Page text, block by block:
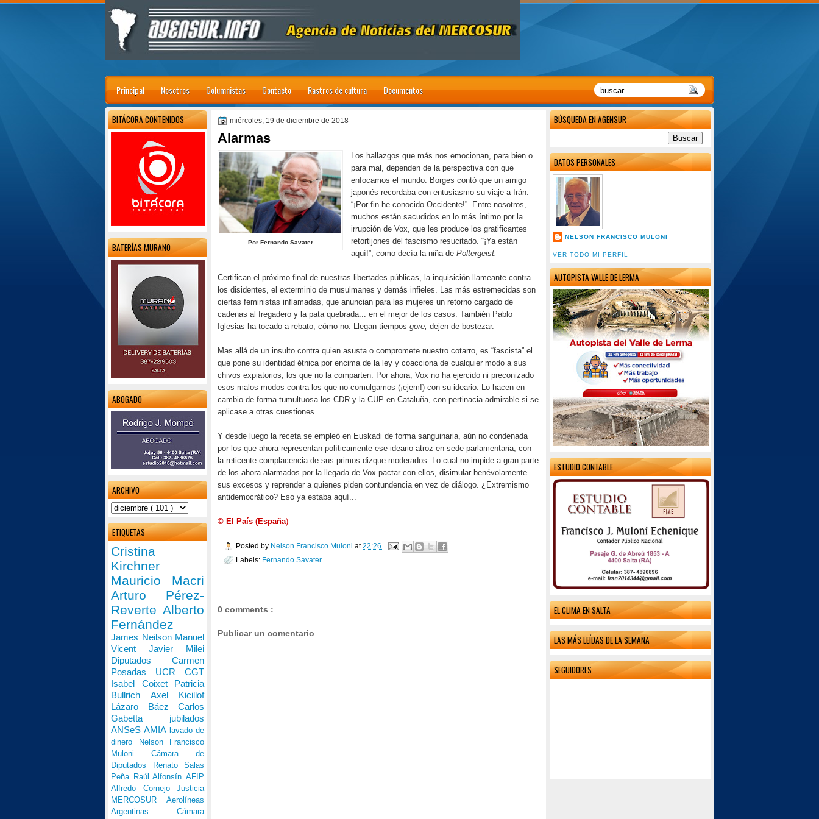
Principal Nosotros Columnistas Contacto Rastros de cultura Documentos
BÚSQUEDA EN AGENSUR
DATOS PERSONALES
NELSON FRANCISCO MULONI
VER TODO MI PERFIL
AUTOPISTA VALLE DE LERMA
ESTUDIO CONTABLE
EL CLIMA EN SALTA
LAS MÁS LEÍDAS DE LA SEMANA
SEGUIDORES
miércoles, 19 de diciembre de 2018
Alarmas
Por Fernando Savater
Los hallazgos que más nos emocionan, para bien o
para mal, dependen de la perspectiva con que
enfocamos el mundo. Borges contó que un amigo
japonés recordaba con entusiasmo su viaje a Irán:
“¡Por fin he conocido Occidente!”. Entre nosotros,
muchos están sacudidos en lo más íntimo por la
irrupción de Vox, que les produce los gratificantes
retortijones del fascismo resucitado. “¡Ya están
aquí!”, como decía la niña de Poltergeist.
Certifican el próximo final de nuestras libertades públicas, la inquisición llameante contra
los disidentes, el exterminio de musulmanes y demás infieles. Las más estremecidas son
ciertas feministas inflamadas, que anuncian para las mujeres un retorno cargado de
cadenas al fregadero y la pata quebrada... en el mejor de los casos. También Pablo
Iglesias ha tocado a rebato, cómo no. Llegan tiempos gore, dejen de bostezar.
Mas allá de un insulto contra quien asusta o compromete nuestro cotarro, es “fascista” el
que pone su identidad étnica por encima de la ley y coacciona de cualquier modo a sus
chivos expiatorios, los que no la comparten. Por ahora, Vox no ha ejercido ni preconizado
esos malos modos contra los que no comulgamos (¡ejem!) con su ideario. Lo hacen en
cambio de forma tumultuosa los CDR y la CUP en Cataluña, con pertinacia admirable si se
aplicase a otras cuestiones.
Y desde luego la receta se empleó en Euskadi de forma sanguinaria, aún no condenada
por los que ahora representan políticamente ese ideario atroz en sede parlamentaria, con
la reticente complacencia de sus primos dizque moderados. Lo cual no impide a gran parte
de los ahora alarmados por la llegada de Vox pactar con ellos, disimular benévolamente
sus excesos y reprender a quienes piden contundencia en vez de diálogo. ¿Extremismo
antidemocrático? Eso ya estaba aquí...
© El País (España)
Posted by Nelson Francisco Muloni at22:26
Labels: Fernando Savater
0 comments :
Publicar un comentario
BITÁCORA CONTENIDOS
BATERÍAS MURANO
ABOGADO
ARCHIVO
ETIQUETAS
Cristina
Kirchner
Mauricio Macri
Arturo Pérez-
Reverte Alberto
Fernández
James Neilson Manuel
Vicent Javier Milei
Diputados Carmen
Posadas UCR CGT
Isabel Coixet Patricia
Bullrich Axel Kicillof
Lázaro Báez Carlos
Gabetta jubilados
ANSeSAMIA lavado de
dinero
Nelson Francisco
Muloni Cámara de
Diputados
Renato Salas
Peña Raúl AlfonsínAFIP
Alfredo Cornejo Justicia
MERCOSUR Aerolíneas
Argentinas Cámara